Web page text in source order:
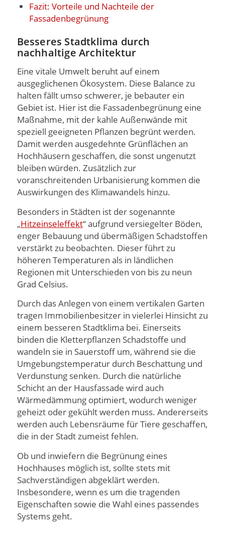
Fazit: Vorteile und Nachteile der
Fassadenbegrünung
Besseres Stadtklima durch
nachhaltige Architektur
Eine vitale Umwelt beruht auf einem
ausgeglichenen Ökosystem. Diese Balance zu
halten fällt umso schwerer, je bebauter ein
Gebiet ist. Hier ist die Fassadenbegrünung eine
Maßnahme, mit der kahle Außenwände mit
speziell geeigneten Pflanzen begrünt werden.
Damit werden ausgedehnte Grünflächen an
Hochhäusern geschaffen, die sonst ungenutzt
bleiben würden. Zusätzlich zur
voranschreitenden Urbanisierung kommen die
Auswirkungen des Klimawandels hinzu.
Besonders in Städten ist der sogenannte
„Hitzeinseleffekt“ aufgrund versiegelter Böden,
enger Bebauung und übermäßigen Schadstoffen
verstärkt zu beobachten. Dieser führt zu
höheren Temperaturen als in ländlichen
Regionen mit Unterschieden von bis zu neun
Grad Celsius.
Durch das Anlegen von einem vertikalen Garten
tragen Immobilienbesitzer in vielerlei Hinsicht zu
einem besseren Stadtklima bei. Einerseits
binden die Kletterpflanzen Schadstoffe und
wandeln sie in Sauerstoff um, während sie die
Umgebungstemperatur durch Beschattung und
Verdunstung senken. Durch die natürliche
Schicht an der Hausfassade wird auch
Wärmedämmung optimiert, wodurch weniger
geheizt oder gekühlt werden muss. Andererseits
werden auch Lebensräume für Tiere geschaffen,
die in der Stadt zumeist fehlen.
Ob und inwiefern die Begrünung eines
Hochhauses möglich ist, sollte stets mit
Sachverständigen abgeklärt werden.
Insbesondere, wenn es um die tragenden
Eigenschaften sowie die Wahl eines passendes
Systems geht.